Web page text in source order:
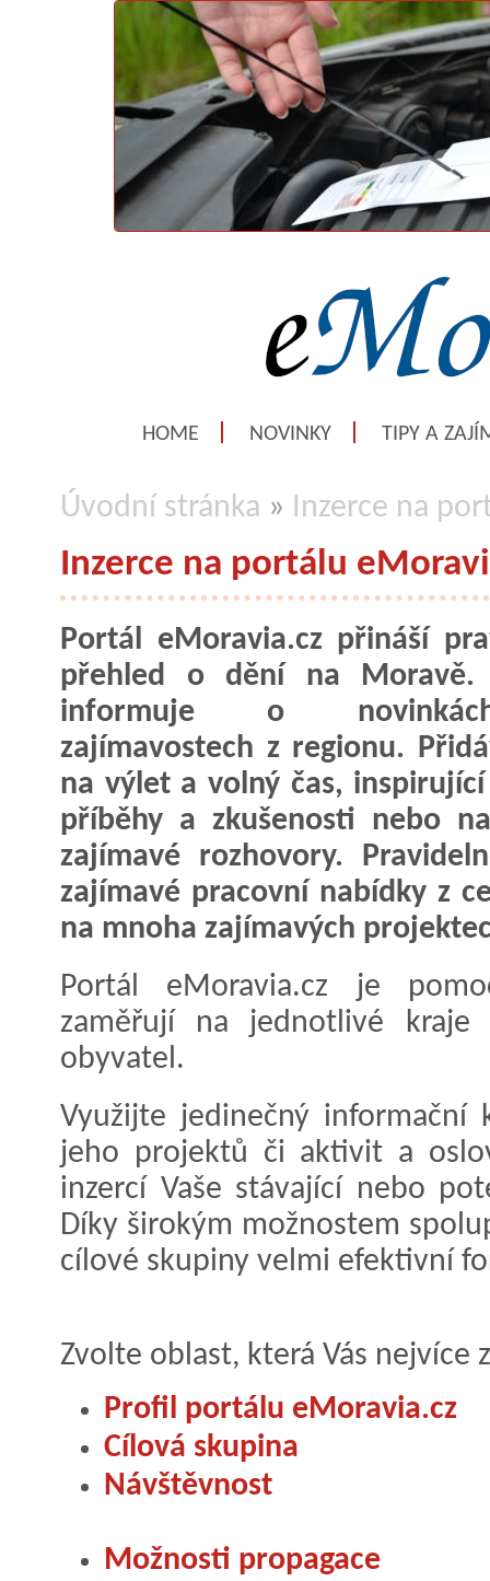
HOME NOVINKY TIPY A
Úvodní stránka » Inzerce na
Inzerce na portálu
Portál eMoravia.cz přináší
přehled o dění na Moravě.
informuje o
zajímavostech z regionu.
na výlet a volný čas,
příběhy a zkušenosti nebo
zajímavé rozhovory.
zajímavé pracovní nabídky z
na mnoha zajímavých
Portál eMoravia.cz je
zaměřují na jednotlivé
obyvatel.
Využijte jedinečný informační
jeho projektů či aktivit a
inzercí Vaše stávající nebo
Díky širokým možnostem
cílové skupiny velmi efektivní
Zvolte oblast, která Vás nejvíce
Profil portálu eMoravia.cz
Cílová skupina
Návštěvnost
Možnosti propagace